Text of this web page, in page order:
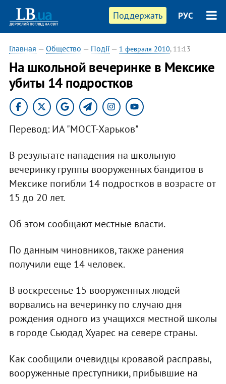
Поддержать РУС
Главная — Общество — Події— 1 февраля 2010, 11:13
На школьной вечеринке в Мексике
убиты 14 подростков
Перевод: ИА "МОСТ-Харьков"
В результате нападения на школьную
вечеринку группы вооруженных бандитов в
Мексике погибли 14 подростков в возрасте от
15 до 20 лет.
Об этом сообщают местные власти.
По данным чиновников, также ранения
получили еще 14 человек.
В воскресенье 15 вооруженных людей
ворвались на вечеринку по случаю дня
рождения одного из учащихся местной школы
в городе Сьюдад Хуарес на севере страны.
Как сообщили очевидцы кровавой расправы,
вооруженные преступники, прибывшие на